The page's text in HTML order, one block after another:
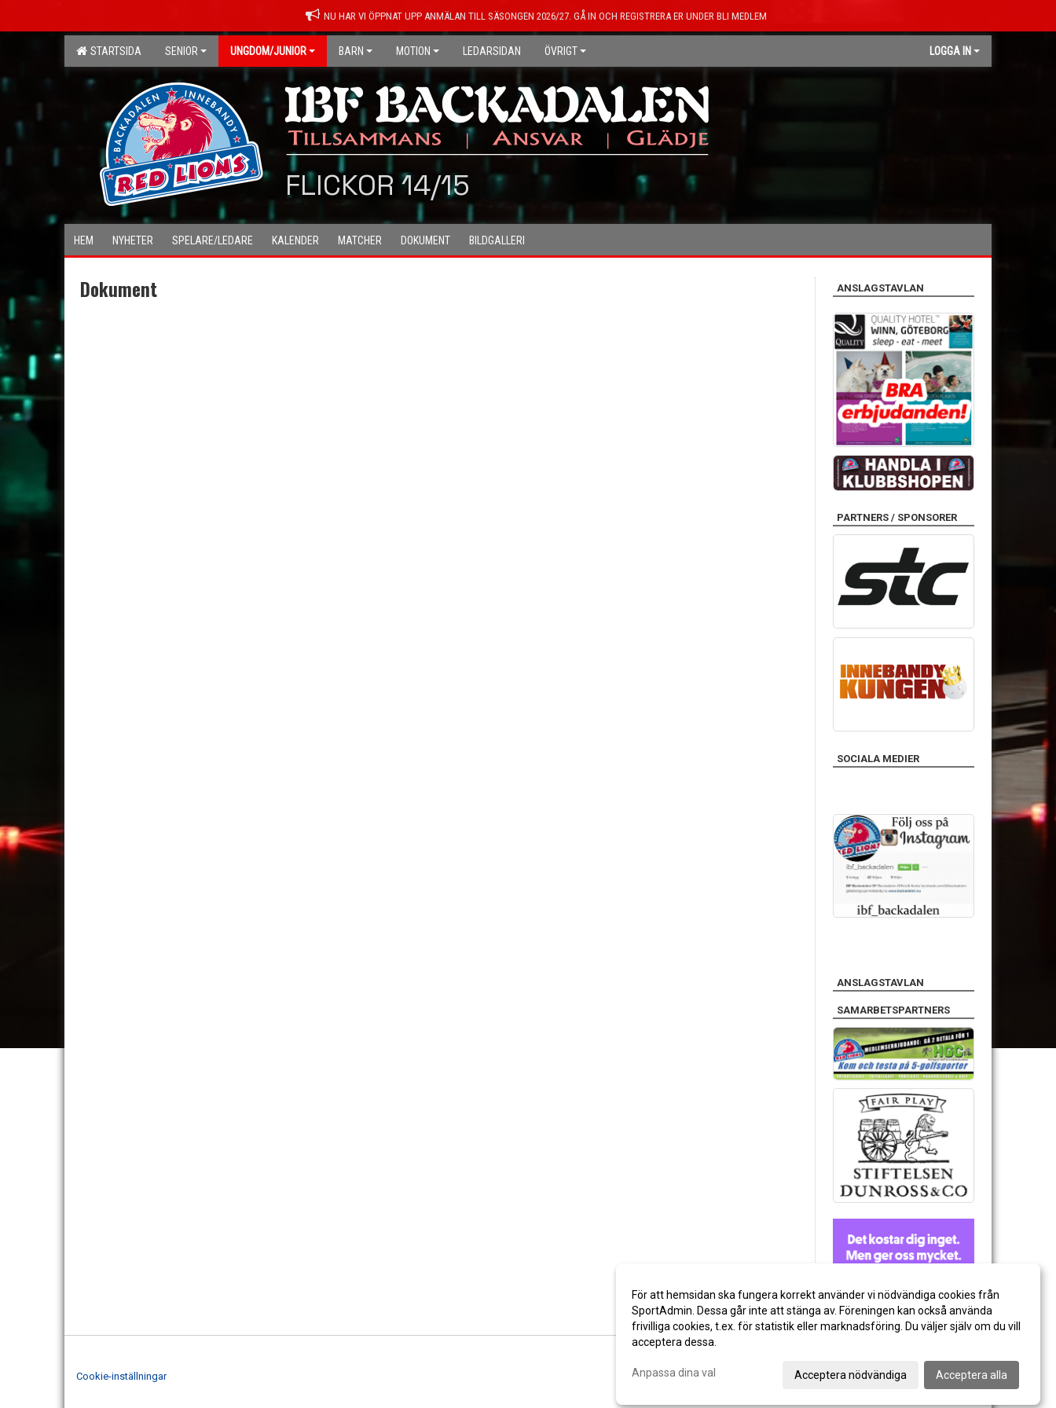
NU HAR VI ÖPPNAT UPP ANMÄLAN TILL SÄSONGEN 2026/27. GÅ IN OCH REGISTRERA ER UNDER BLI MEDLEM
STARTSIDA SENIOR UNGDOM/JUNIOR BARN MOTION LEDARSIDAN ÖVRIGT LOGGA IN
FLICKOR 14/15
HEM NYHETER SPELARE/LEDARE KALENDER MATCHER DOKUMENT BILDGALLERI
Dokument ANSLAGSTAVLAN
PARTNERS / SPONSORER
SOCIALA MEDIER
ANSLAGSTAVLAN
SAMARBETSPARTNERS
Cookie-inställningar
För att hemsidan ska fungera korrekt använder vi nödvändiga cookies från
SportAdmin. Dessa går inte att stänga av. Föreningen kan också använda
frivilliga cookies, t.ex. för statistik eller marknadsföring. Du väljer själv om du vill
acceptera dessa.
Anpassa dina val Acceptera nödvändiga Acceptera alla